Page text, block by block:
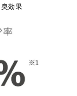
効果